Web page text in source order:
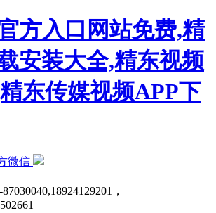
方入口网站免费,精
安装大全,精东视频
东传媒视频APP下
微信
87030040,18924129201，